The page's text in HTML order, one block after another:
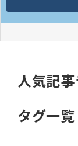
人気記
タグ一覧